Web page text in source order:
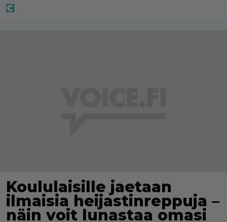
Koululaisille jaetaan
ilmaisia heijastinreppuja –
näin voit lunastaa omasi